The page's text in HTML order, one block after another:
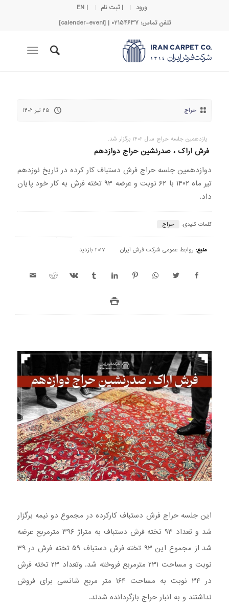
ورود | ثبت نام
| EN
تلفن تماس: 02154637 | [calender-event]
حراج ۲۵ تیر ۱۴۰۲
یازدهمین جلسه حراج سال 1402 برگزار شد.
فرش اراک ، صدرنشین حراج دوازدهم
دوازدهمین جلسه حراج فرش دستباف کار کرده در تاریخ نوزدهم
تیر ماه ۱۴۰۲ با ۶۲ نوبت و عرضه ۹۳ تخته فرش به کار خود پایان
داد.
کلمات کلیدی: حراج
منبع: روابط عمومی شرکت فرش ایران 2017 بازدید
این جلسه حراج فرش دستباف کارکرده در مجموع دو نیمه برگزار
شد و تعداد ۹۳ تخته فرش دستباف به متراژ ۳۹۶ مترمربع عرضه
شد از مجموع این ۹۳ تخته فرش دستباف ۵۹ تخته فرش در ۳۹
نوبت و مساحت ۲۳۱ مترمربع فروخته شد. وتعداد ۲۳ تخته فرش
در ۳۴ نوبت به مساحت ۱۶۴ متر مربع شانسی برای فروش
نداشتند و به انبار حراج بازگردانده شدند.